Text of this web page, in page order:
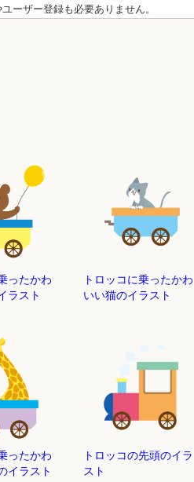
ーザー登録も必要ありません。
ったかわ
ラスト
トロッコに乗ったかわ
いい猫のイラスト
ったかわ
イラスト
トロッコの先頭のイラ
スト